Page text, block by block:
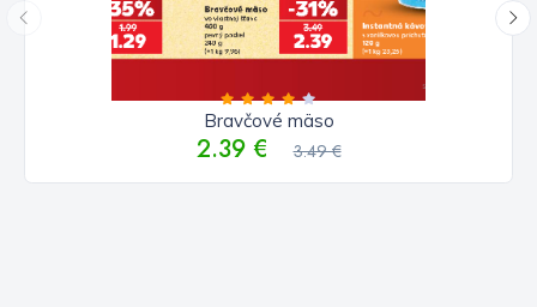
Bravčové mäso
2.39 € 3.49 €